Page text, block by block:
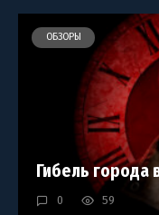
ОБЗОРЫ
Гибель города
0 59